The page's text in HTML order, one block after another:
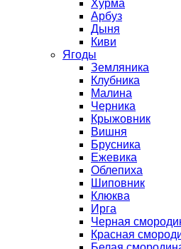
Хурма
Арбуз
Дыня
Киви
Ягоды
Земляника
Клубника
Малина
Черника
Крыжовник
Вишня
Брусника
Ежевика
Облепиха
Шиповник
Клюква
Ирга
Черная
Красная